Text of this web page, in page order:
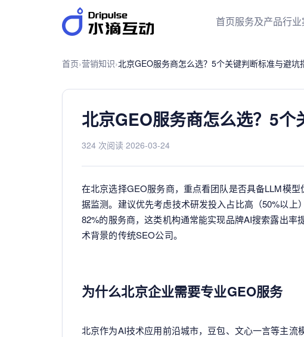
首页服务及产品行业
首页›营销知识›北京GEO服务商怎么选？5个关键判断标准与避坑
北京GEO服务商怎么选？5
324 次阅读 2026-03-24
在北京选择GEO服务商，重点看团队是否具备LLM模
据监测。建议优先考虑技术研发投入占比高（50%以
82%的服务商，这类机构通常能实现品牌AI搜索露出
术背景的传统SEO公司。
为什么北京企业需要专业GEO服务
北京作为AI技术应用前沿城市，豆包、文心一言等主